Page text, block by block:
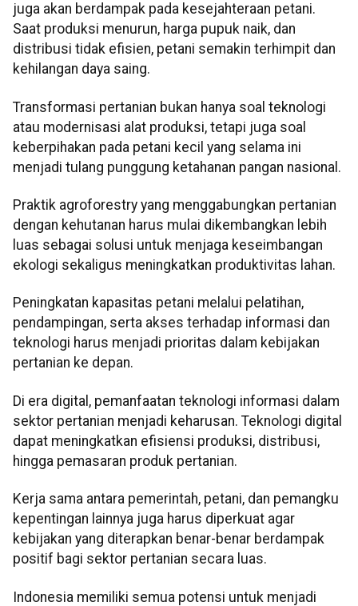
juga akan berdampak pada kesejahteraan petani.
Saat produksi menurun, harga pupuk naik, dan
distribusi tidak efisien, petani semakin terhimpit dan
kehilangan daya saing.
Transformasi pertanian bukan hanya soal teknologi
atau modernisasi alat produksi, tetapi juga soal
keberpihakan pada petani kecil yang selama ini
menjadi tulang punggung ketahanan pangan nasional.
Praktik agroforestry yang menggabungkan pertanian
dengan kehutanan harus mulai dikembangkan lebih
luas sebagai solusi untuk menjaga keseimbangan
ekologi sekaligus meningkatkan produktivitas lahan.
Peningkatan kapasitas petani melalui pelatihan,
pendampingan, serta akses terhadap informasi dan
teknologi harus menjadi prioritas dalam kebijakan
pertanian ke depan.
Di era digital, pemanfaatan teknologi informasi dalam
sektor pertanian menjadi keharusan. Teknologi digital
dapat meningkatkan efisiensi produksi, distribusi,
hingga pemasaran produk pertanian.
Kerja sama antara pemerintah, petani, dan pemangku
kepentingan lainnya juga harus diperkuat agar
kebijakan yang diterapkan benar-benar berdampak
positif bagi sektor pertanian secara luas.
Indonesia memiliki semua potensi untuk menjadi